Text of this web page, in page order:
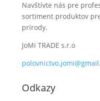
Navštívte nás pre
sortiment produktov
prírody.
JoMi TRADE s.r.o
Odkazy